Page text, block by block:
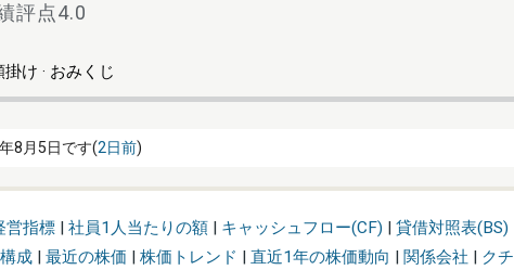
評点4.0
掛け · おみくじ
8月5日です(2日前)
営指標| 社員1人当たりの額| キャッシュフロー(CF) | 貸借対照表(BS)
成 | 最近の株価 | 株価トレンド | 直近1年の株価動向 | 関係会社 | ク